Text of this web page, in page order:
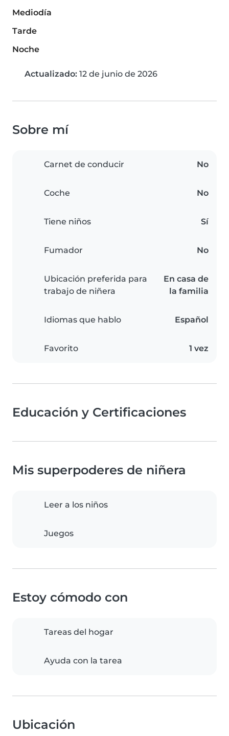
Mediodía
Tarde
Noche
Actualizado: 12 de junio de 2026
Sobre mí
Carnet de conducir No
Coche No
Tiene niños Sí
Fumador No
Ubicación preferida para
trabajo de niñera
En casa de
la familia
Idiomas que hablo Español
Favorito 1 vez
Educación y Certificaciones
Mis superpoderes de niñera
Leer a los niños
Juegos
Estoy cómodo con
Tareas del hogar
Ayuda con la tarea
Ubicación